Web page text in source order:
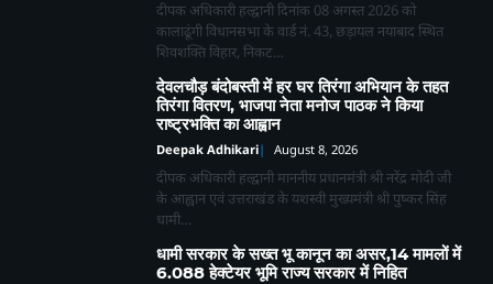
दीपक अधिकारी हल्द्वानी दिनांक 08 अगस्त 2026 को
कालाढूंगी विधानसभा के वार्ड नं. 43, छड़ायल नयाबाद स्थित
शिवशक्ति विहार, निकट…
देवलचौड़ बंदोबस्ती में हर घर तिरंगा अभियान के तहत
तिरंगा वितरण, भाजपा नेता मनोज पाठक ने किया
राष्ट्रभक्ति का आह्वान
Deepak Adhikari August 8, 2026
दीपक अधिकारी हल्द्वानी माननीय प्रधानमंत्री श्री नरेंद्र मोदी जी
के आह्वान एवं उत्तराखंड के यशस्वी मुख्यमंत्री श्री पुष्कर सिंह
धामी…
धामी सरकार के सख्त भू कानून का असर,14 मामलों में
6.088 हेक्टेयर भूमि राज्य सरकार में निहित